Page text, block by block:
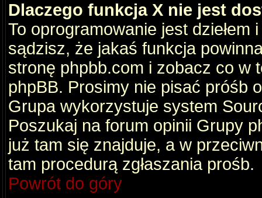
Dlaczego funkcja X nie jest
To oprogramowanie jest dziełem
sądzisz, że jakaś funkcja
stronę phpbb.com i zobacz co w
phpBB. Prosimy nie pisać próśb
Grupa wykorzystuje system
Poszukaj na forum opinii Grupy
już tam się znajduje, a w
tam procedurą zgłaszania prośb.
Powrót do góry